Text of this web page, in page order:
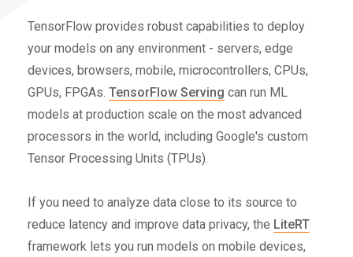
TensorFlow provides robust capabilities to deploy
your models on any environment - servers, edge
devices, browsers, mobile, microcontrollers, CPUs,
GPUs, FPGAs. TensorFlow Serving can run ML
models at production scale on the most advanced
processors in the world, including Google's custom
Tensor Processing Units (TPUs).
If you need to analyze data close to its source to
reduce latency and improve data privacy, the LiteRT
framework lets you run models on mobile devices,